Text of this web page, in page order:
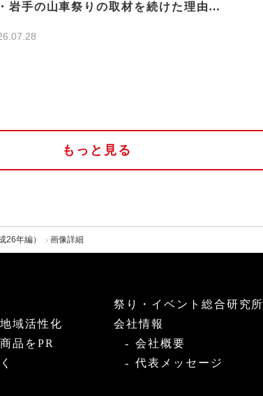
岩手の山車祭りの取材を続けた理由
もっと見る
26年編） 画像詳細
域活性化
品をPR
祭り・イベント総合研究所
会社情報
会社概要
代表メッセージ